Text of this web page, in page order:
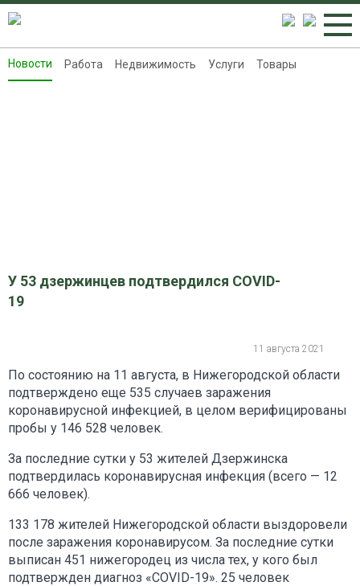
Новости
Новости Работа Недвижимость Услуги Товары
У 53 дзержинцев подтвердился COVID-
19
11 августа 2021
По состоянию на 11 августа, в Нижегородской области
подтверждено еще 535 случаев заражения
коронавирусной инфекцией, в целом верифицированы
пробы у 146 528 человек.
За последние сутки у 53 жителей Дзержинска
подтвердилась коронавирусная инфекция (всего — 12
666 человек).
133 178 жителей Нижегородской области выздоровели
после заражения коронавирусом. За последние сутки
выписан 451 нижегородец из числа тех, у кого был
подтвержден диагноз «COVID-19». 25 человек